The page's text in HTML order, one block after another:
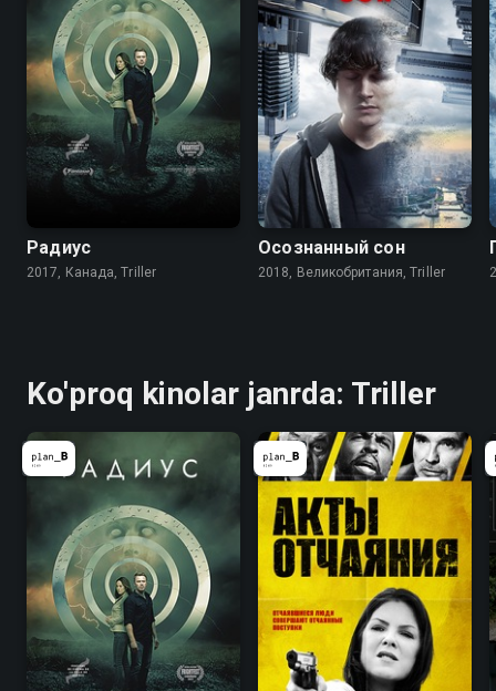
Радиус
2017, Канада, Triller
Осознанный сон
2018, Великобритания, Triller
Ko'proq kinolar janrda: Triller